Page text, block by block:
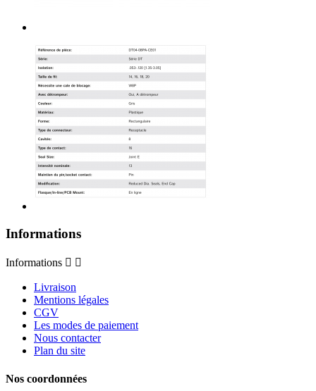
Informations
Informations  
Livraison
Mentions légales
CGV
Les modes de paiement
Nous contacter
Plan du site
Nos coordonnées